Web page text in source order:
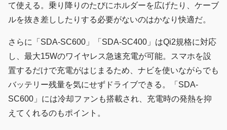
て使える。乗り降りのたびにホルダーを広げたり、ケーブ
ルを抜き差ししたりする必要がないのはかなり快適だ。
さらに「SDA-SC600」「SDA-SC400」はQi2規格に対応
し、最大15Wのワイヤレス急速充電が可能。スマホを設
置するだけで充電がはじまるため、ナビを使いながらでも
バッテリー残量を気にせずドライブできる。「SDA-
SC600」には冷却ファンも搭載され、充電時の発熱を抑
えてくれるのもポイント。